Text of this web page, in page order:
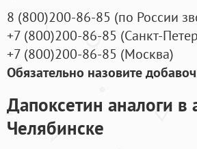
8 (800)200-86-85 (по России
+7 (800)200-86-85 (Санкт-
+7 (800)200-86-85 (Москва)
Обязательно назовите
Дапоксетин аналоги в
Челябинске